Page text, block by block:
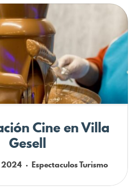
Cine en Villa
Gesell
2024 EspectaculosTurismo